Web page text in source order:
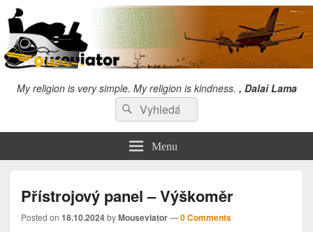
My religion is very simple. My religion is kindness. , Dalai Lama
"Snažím se věnovat tolik času,abych se sám zlepšil, že mi nezbyde čas
kritizovat druhé!" Chuck Norris
Search
for:
Search
Menu
Přístrojový panel – Výškoměr
Posted on 18.10.2024byMouseviator—0 Comments